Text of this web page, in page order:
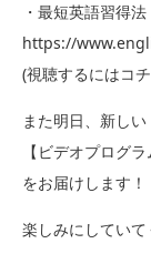
・最短英語習得
https://
(視聴するにはコ
また明日、新しい
【ビデオプログラ
をお届けします！
楽しみにしていて